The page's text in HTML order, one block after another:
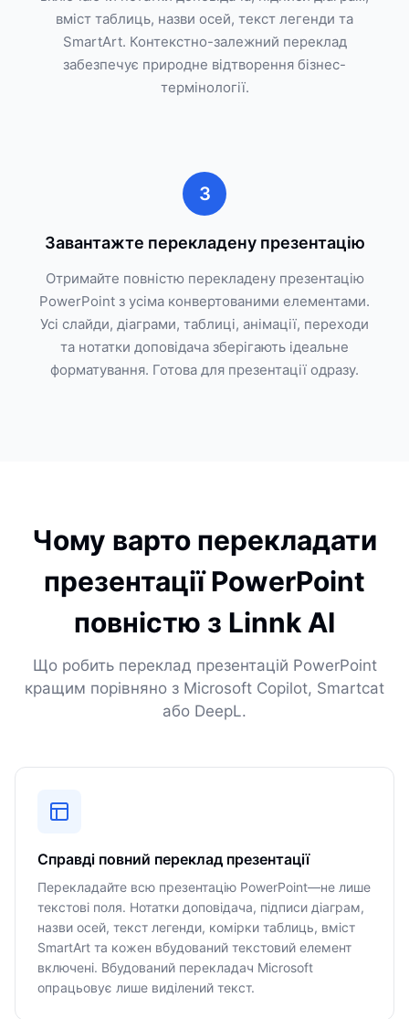
вміст таблиць, назви осей, текст легенди та
SmartArt. Контекстно-залежний переклад
забезпечує природне відтворення бізнес-
термінології.
3
Завантажте перекладену презентацію
Отримайте повністю перекладену презентацію
PowerPoint з усіма конвертованими елементами.
Усі слайди, діаграми, таблиці, анімації, переходи
та нотатки доповідача зберігають ідеальне
форматування. Готова для презентації одразу.
Чому варто перекладати
презентації PowerPoint
повністю з Linnk AI
Що робить переклад презентацій PowerPoint
кращим порівняно з Microsoft Copilot, Smartcat
або DeepL.
Справді повний переклад презентації
Перекладайте всю презентацію PowerPoint—не лише
текстові поля. Нотатки доповідача, підписи діаграм,
назви осей, текст легенди, комірки таблиць, вміст
SmartArt та кожен вбудований текстовий елемент
включені. Вбудований перекладач Microsoft
опрацьовує лише виділений текст.